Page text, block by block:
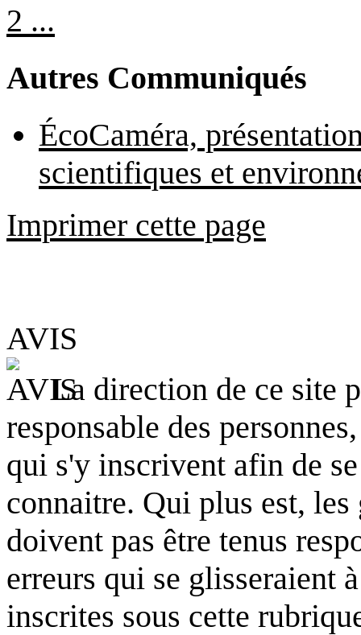
2 ...
Autres Communiqués
ÉcoCaméra,
scientifiques et
Imprimer cette page
AVIS
La direction de ce site
responsable des
qui s'y inscrivent afin de
connaitre. Qui plus est,
doivent pas être tenus
erreurs qui se glisseraient
inscrites sous cette